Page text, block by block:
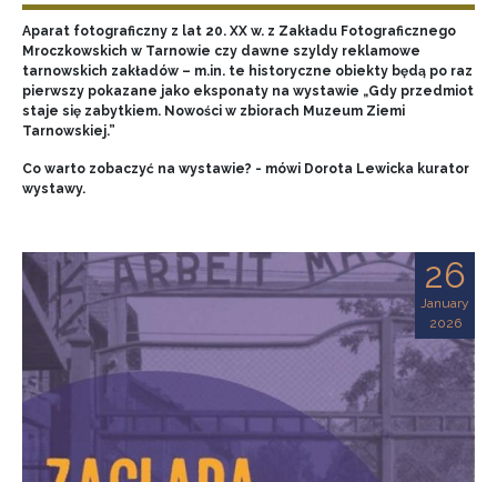
Aparat fotograficzny z lat 20. XX w. z Zakładu Fotograficznego
Mroczkowskich w Tarnowie czy dawne szyldy reklamowe
tarnowskich zakładów – m.in. te historyczne obiekty będą po raz
pierwszy pokazane jako eksponaty na wystawie „Gdy przedmiot
staje się zabytkiem. Nowości w zbiorach Muzeum Ziemi
Tarnowskiej.”
Co warto zobaczyć na wystawie? - mówi Dorota Lewicka kurator
wystawy.
26
January
2026